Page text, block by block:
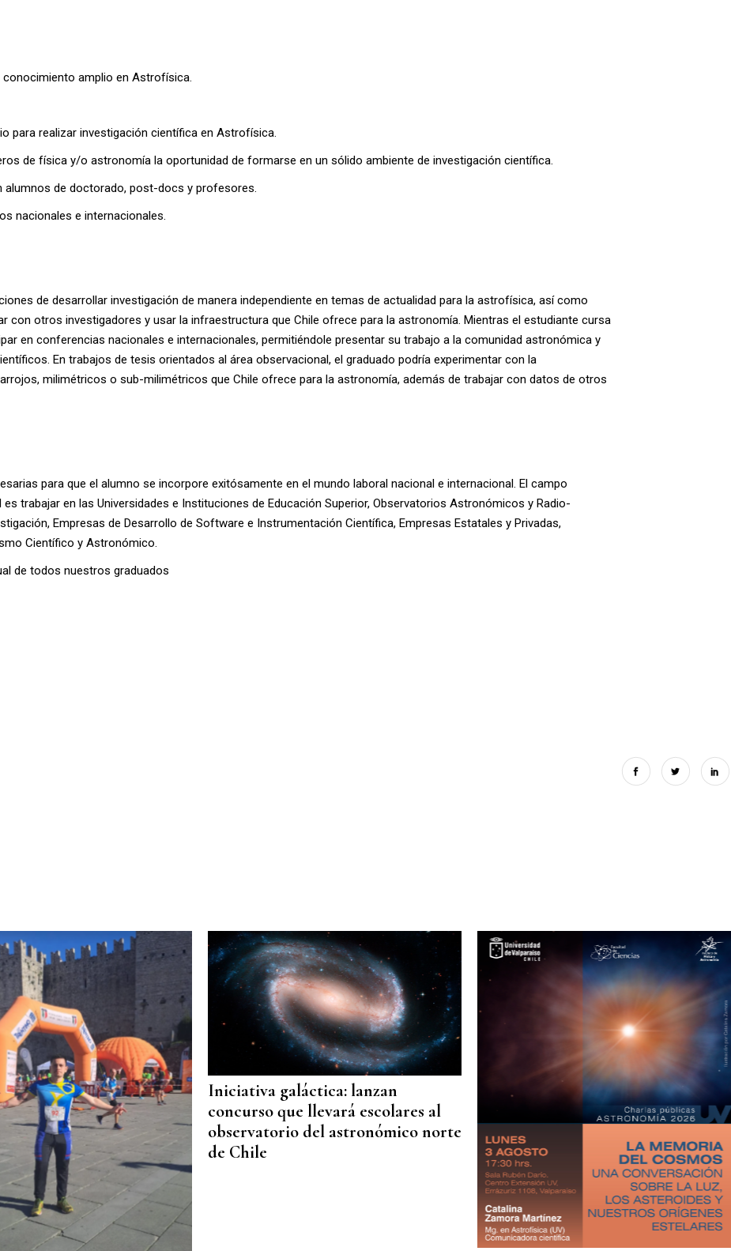
amplio en Astrofísica.
para realizar investigación científica en Astrofísica.
de física y/o astronomía la oportunidad de formarse en un sólido ambiente de investigación científica.
alumnos de doctorado, post-docs y profesores.
nacionales e internacionales.
de desarrollar investigación de manera independiente en temas de actualidad para la astrofísica, así como
con otros investigadores y usar la infraestructura que Chile ofrece para la astronomía. Mientras el estudiante cursa
en conferencias nacionales e internacionales, permitiéndole presentar su trabajo a la comunidad astronómica y
En trabajos de tesis orientados al área observacional, el graduado podría experimentar con la
milimétricos o sub-milimétricos que Chile ofrece para la astronomía, además de trabajar con datos de otros
para que el alumno se incorpore exitósamente en el mundo laboral nacional e internacional. El campo
trabajar en las Universidades e Instituciones de Educación Superior, Observatorios Astronómicos y Radio-
Empresas de Desarrollo de Software e Instrumentación Científica, Empresas Estatales y Privadas,
Científico y Astronómico.
de todos nuestros graduados
Iniciativa galáctica: lanzan
concurso que llevará escolares al
observatorio del astronómico norte
de Chile